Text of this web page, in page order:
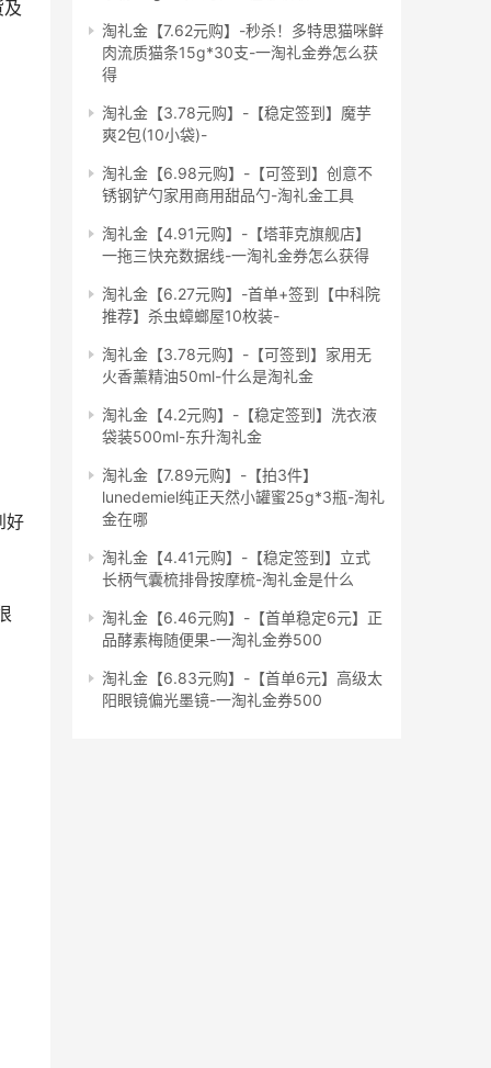
好
淘礼金【7.62元购】-秒杀！多特思猫咪鲜
肉流质猫条15g*30支-一淘礼金券怎么获
得
淘礼金【3.78元购】-【稳定签到】魔芋
爽2包(10小袋)-
淘礼金【6.98元购】-【可签到】创意不
锈钢铲勺家用商用甜品勺-淘礼金工具
淘礼金【4.91元购】-【塔菲克旗舰店】
一拖三快充数据线-一淘礼金券怎么获得
淘礼金【6.27元购】-首单+签到【中科院
推荐】杀虫蟑螂屋10枚装-
淘礼金【3.78元购】-【可签到】家用无
火香薰精油50ml-什么是淘礼金
淘礼金【4.2元购】-【稳定签到】洗衣液
袋装500ml-东升淘礼金
淘礼金【7.89元购】-【拍3件】
lunedemiel纯正天然小罐蜜25g*3瓶-淘礼
金在哪
淘礼金【4.41元购】-【稳定签到】立式
长柄气囊梳排骨按摩梳-淘礼金是什么
淘礼金【6.46元购】-【首单稳定6元】正
品酵素梅随便果-一淘礼金券500
淘礼金【6.83元购】-【首单6元】高级太
阳眼镜偏光墨镜-一淘礼金券500